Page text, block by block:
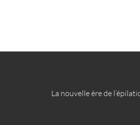
La nouvelle ère de